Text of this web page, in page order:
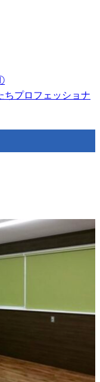
ちプロフェッショナ